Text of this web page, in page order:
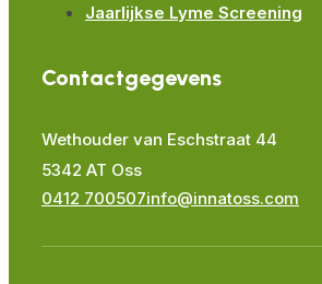
Jaarlijkse Lyme Screening
Contactgegevens
Wethouder van Eschstraat 44
5342 AT Oss
0412 700507info@innatoss.com